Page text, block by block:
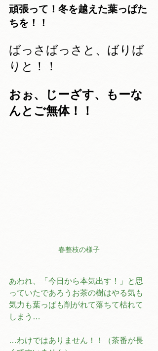
頑張って！冬を越えた葉っぱた
ちを！！
ばっさばっさと、ばりば
りと！！
おぉ、じーざす、もーな
んとご無体！！
春整枝の様子
あわれ、「今日から本気出す！」と思
っていたであろうお茶の樹はやる気も
気力も葉っぱも削がれて落ちて枯れて
しまう…
…わけではありません！！（茶番が長